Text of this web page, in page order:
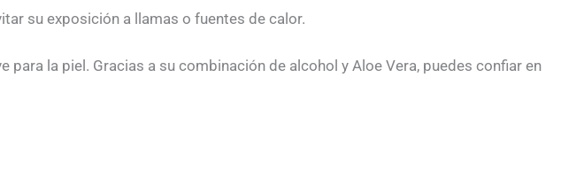
su exposición a llamas o fuentes de calor.
la piel. Gracias a su combinación de alcohol y Aloe Vera, puedes confiar en